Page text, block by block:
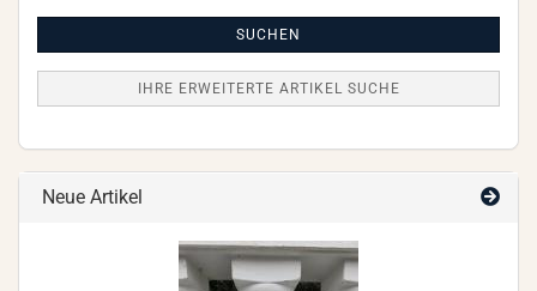
SUCHEN
IHRE ERWEITERTE ARTIKEL SUCHE
Neue Artikel